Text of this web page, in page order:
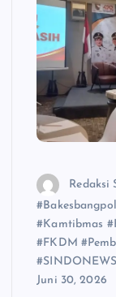
Redaksi
#Kamtibmas
#FKDM
Juni 30, 2026